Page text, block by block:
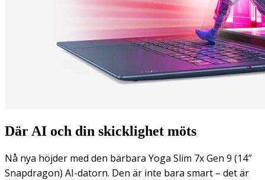
Där AI och din skicklighet möts
Nå nya höjder med den bärbara Yoga Slim 7x Gen 9 (14″
Snapdragon) AI-datorn. Den är inte bara smart – det är